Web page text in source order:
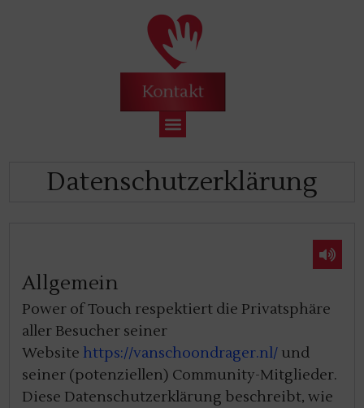
Kontakt
Datenschutzerklärung
Cookie-
Richtlinien
Allgemein
Power of Touch respektiert die Privatsphäre
aller Besucher seiner
Website https://vanschoondrager.nl/ und
seiner (potenziellen) Community-Mitglieder.
Diese Datenschutzerklärung beschreibt, wie